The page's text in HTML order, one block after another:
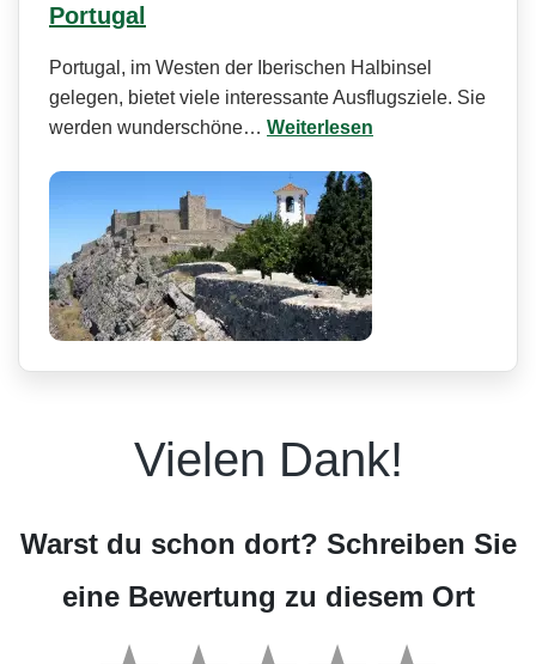
Portugal
Portugal, im Westen der Iberischen Halbinsel
gelegen, bietet viele interessante Ausflugsziele. Sie
werden wunderschöne… Weiterlesen
Vielen Dank!
Warst du schon dort? Schreiben Sie
eine Bewertung zu diesem Ort